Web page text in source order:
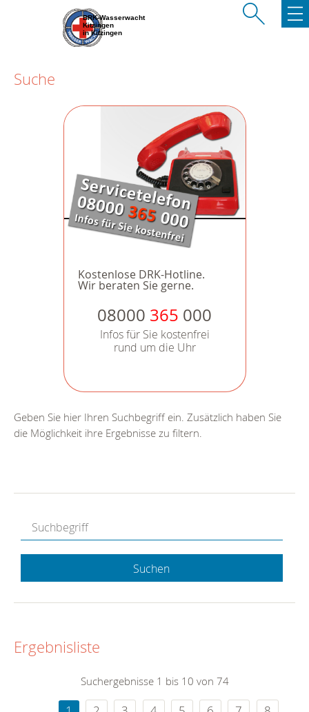
BRK-Wasserwacht
Kitzingen
in Kitzingen
Suche
Kostenlose DRK-Hotline.
Wir beraten Sie gerne.
08000 365 000
Infos für Sie kostenfrei
rund um die Uhr
Geben Sie hier Ihren Suchbegriff ein. Zusätzlich haben Sie
die Möglichkeit ihre Ergebnisse zu filtern.
Suchen
Ergebnisliste
Suchergebnisse 1 bis 10 von 74